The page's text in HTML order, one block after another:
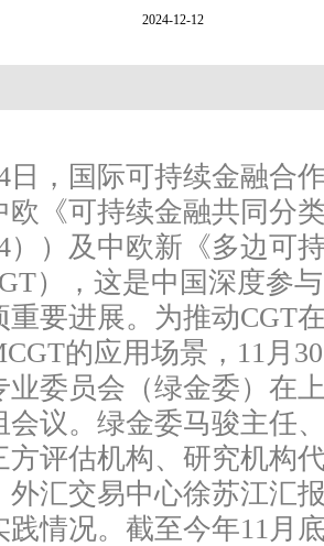
2024-12-12
日，国际可持续金融合
欧《可持续金融共同分
））及中欧新《多边可
），这是中国深度参
重要进展。为推动CGT
的应用场景，11月
业委员会（绿金委）在
会议。绿金委马骏主任
方评估机构、研究机构
外汇交易中心徐苏江汇
践情况。截至今年11月